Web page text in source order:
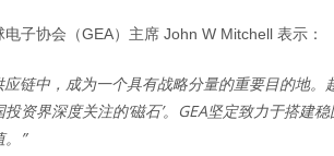
子协会（GEA）主席 John W Mitchell 表示：
链中，成为一个具有战略分量的重要目的地
资界深度关注的‘磁石’。GEA坚定致力于搭建
”